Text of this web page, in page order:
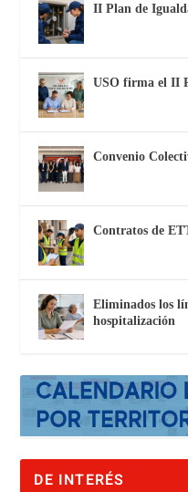
II Plan de
USO firma el II
Convenio
Contratos de
Eliminados los
hospitalización
DE INTERÉS